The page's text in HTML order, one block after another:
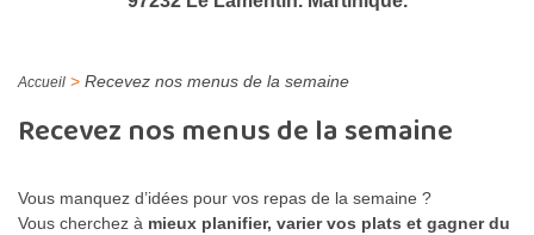
Accueil > Recevez nos menus de la semaine
Recevez nos menus de la semaine
Vous manquez d’idées pour vos repas de la semaine ?
Vous cherchez à mieux planifier, varier vos plats et gagner du